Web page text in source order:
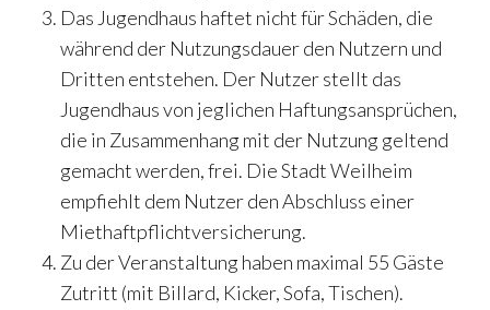
Das Jugendhaus haftet nicht für Schäden, die
während der Nutzungsdauer den Nutzern und
Dritten entstehen. Der Nutzer stellt das
Jugendhaus von jeglichen Haftungsansprüchen,
die in Zusammenhang mit der Nutzung geltend
gemacht werden, frei. Die Stadt Weilheim
empfiehlt dem Nutzer den Abschluss einer
Miethaftpflichtversicherung.
Zu der Veranstaltung haben maximal 55 Gäste
Zutritt (mit Billard, Kicker, Sofa, Tischen).